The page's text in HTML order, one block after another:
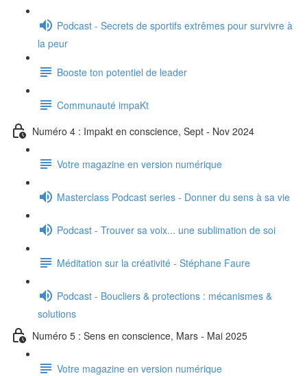
Podcast - Secrets de sportifs extrêmes pour survivre à
la peur
Booste ton potentiel de leader
Communauté impaKt
Numéro 4 : Impakt en conscience, Sept - Nov 2024
Votre magazine en version numérique
Masterclass Podcast series - Donner du sens à sa vie
Podcast - Trouver sa voix... une sublimation de soi
Méditation sur la créativité - Stéphane Faure
Podcast - Boucliers & protections : mécanismes &
solutions
Numéro 5 : Sens en conscience, Mars - Mai 2025
Votre magazine en version numérique